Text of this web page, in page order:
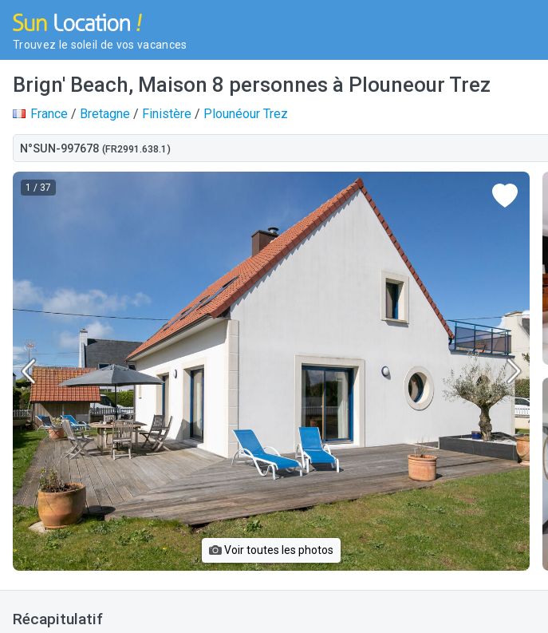
Trouvez le soleil de vos vacances
Brign' Beach, Maison 8 personnes à Plouneour Trez
France / Bretagne / Finistère / Plounéour Trez
N°SUN-997678 (FR2991.638.1)
1 / 37
Voir toutes les photos
Récapitulatif